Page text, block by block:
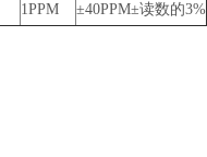
1PPM ±40PPM±读数的3%